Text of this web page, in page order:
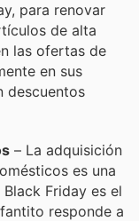
para renovar
de alta
las ofertas de
en sus
descuentos
– La adquisición
es una
Friday es el
responde a